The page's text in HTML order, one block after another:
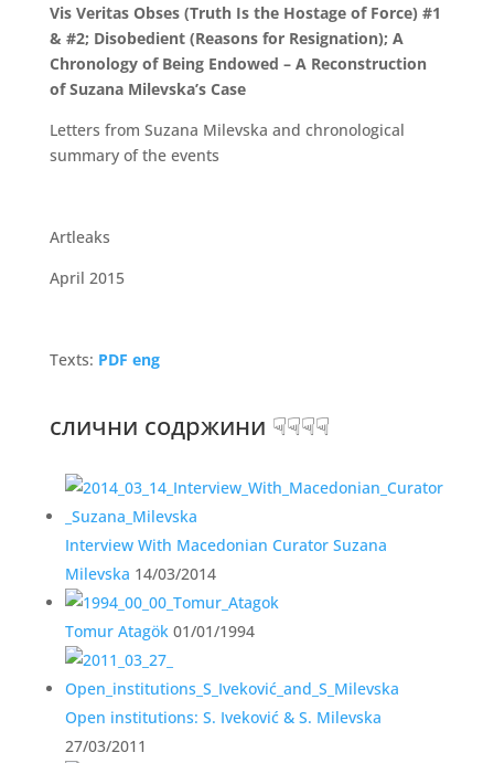
Vis Veritas Obses (Truth Is the Hostage of Force) #1
& #2; Disobedient (Reasons for Resignation); A
Chronology of Being Endowed – A Reconstruction
of Suzana Milevska’s Case
Letters from Suzana Milevska and chronological
summary of the events
Artleaks
April 2015
Texts: PDF eng
слични содржини ☟☟☟☟
Interview With Macedonian Curator Suzana
Milevska 14/03/2014
Tomur Atagök01/01/1994
Open institutions: S. Iveković & S. Milevska
27/03/2011